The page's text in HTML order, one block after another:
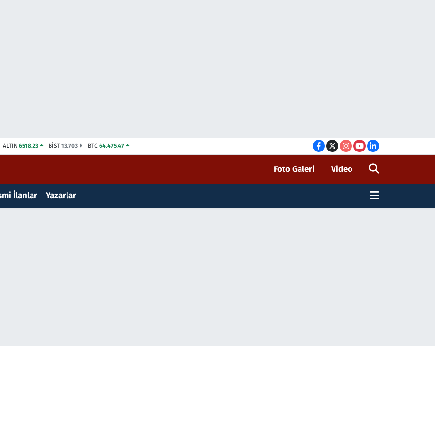
ALTIN 6518.23 BİST13.703 BTC 64.475,47
Foto Galeri Video
İlanlar Yazarlar